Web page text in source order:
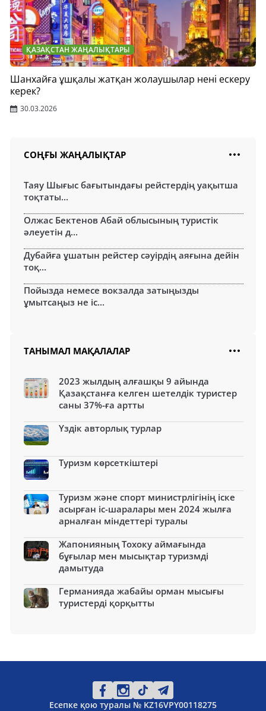
ҚАЗАҚСТАН ЖАҢАЛЫҚТАРЫ
Шанхайға ұшқалы жатқан жолаушылар нені ескеру
керек?
30.03.2026
СОҢҒЫ ЖАҢАЛЫҚТАР
Таяу Шығыс бағытындағы рейстердің уақытша
тоқтаты...
Олжас Бектенов Абай облысының туристік
әлеуетін д...
Дубайға ұшатын рейстер сәуірдің аяғына дейін
тоқ...
Пойызда немесе вокзалда затыңызды
ұмытсаңыз не іс...
ТАНЫМАЛ МАҚАЛАЛАР
2023 жылдың алғашқы 9 айында
Қазақстанға келген шетелдік туристер
саны 37%-ға артты
Үздік авторлық турлар
Туризм көрсеткіштері
Туризм және спорт министрлігінің іске
асырған іс-шаралары мен 2024 жылға
арналған міндеттері туралы
Жапонияның Тохоку аймағында
бұғылар мен мысықтар туризмді
дамытуда
Германияда жабайы орман мысығы
туристерді қорқытты
Есепке қою туралы № KZ16VPY00118275